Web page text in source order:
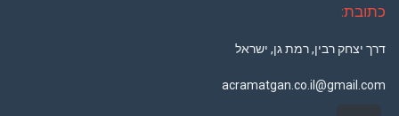
כתובת:
דרך יצחק רבין, רמת גן, ישראל
acramatgan.co.il@gmail.com